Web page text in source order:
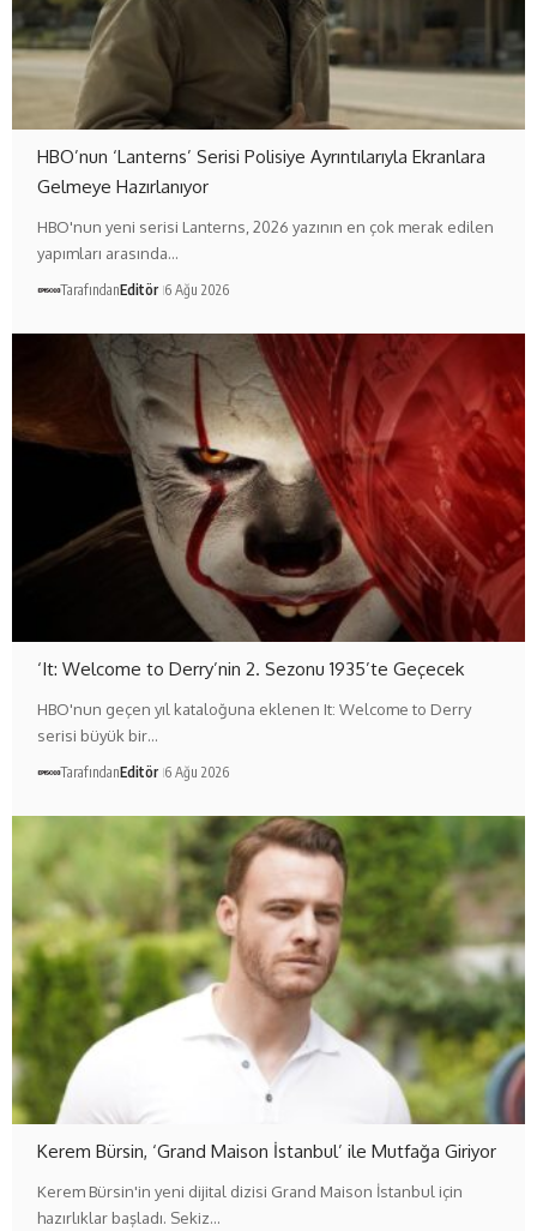
HBO’nun ‘Lanterns’ Serisi Polisiye Ayrıntılarıyla Ekranlara
Gelmeye Hazırlanıyor
HBO'nun yeni serisi Lanterns, 2026 yazının en çok merak edilen
yapımları arasında…
TarafındanEditör 6 Ağu 2026
‘It: Welcome to Derry’nin 2. Sezonu 1935’te Geçecek
HBO'nun geçen yıl kataloğuna eklenen It: Welcome to Derry
serisi büyük bir…
TarafındanEditör 6 Ağu 2026
Kerem Bürsin, ‘Grand Maison İstanbul’ ile Mutfağa Giriyor
Kerem Bürsin'in yeni dijital dizisi Grand Maison İstanbul için
hazırlıklar başladı. Sekiz…